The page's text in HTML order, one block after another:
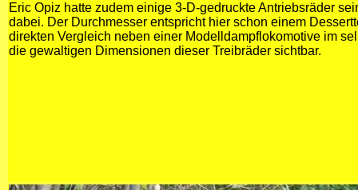
Eric Opiz hatte zudem einige 3-D-gedruckte Antriebsräder
dabei. Der Durchmesser entspricht hier schon einem
direkten Vergleich neben einer Modelldampflokomotive im
die gewaltigen Dimensionen dieser Treibräder sichtbar.